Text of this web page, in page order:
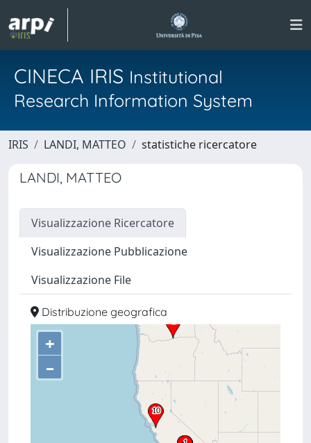
CINECA IRIS Institutional
Research Information System
IRIS LANDI, MATTEO statistiche ricercatore
LANDI, MATTEO
Visualizzazione Ricercatore
Visualizzazione Pubblicazione
Visualizzazione File
Distribuzione geografica
+
–